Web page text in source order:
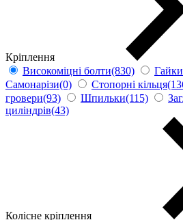
Кріплення
Високоміцні болти(830)
Самонарізи(0)
Стопорні
гровери(93)
Шпильки(115)
циліндрів(43)
Колісне кріплення